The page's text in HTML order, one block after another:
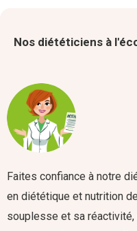
Nos diététiciens à
Faites confiance à notre
en diététique et nutrition
souplesse et sa